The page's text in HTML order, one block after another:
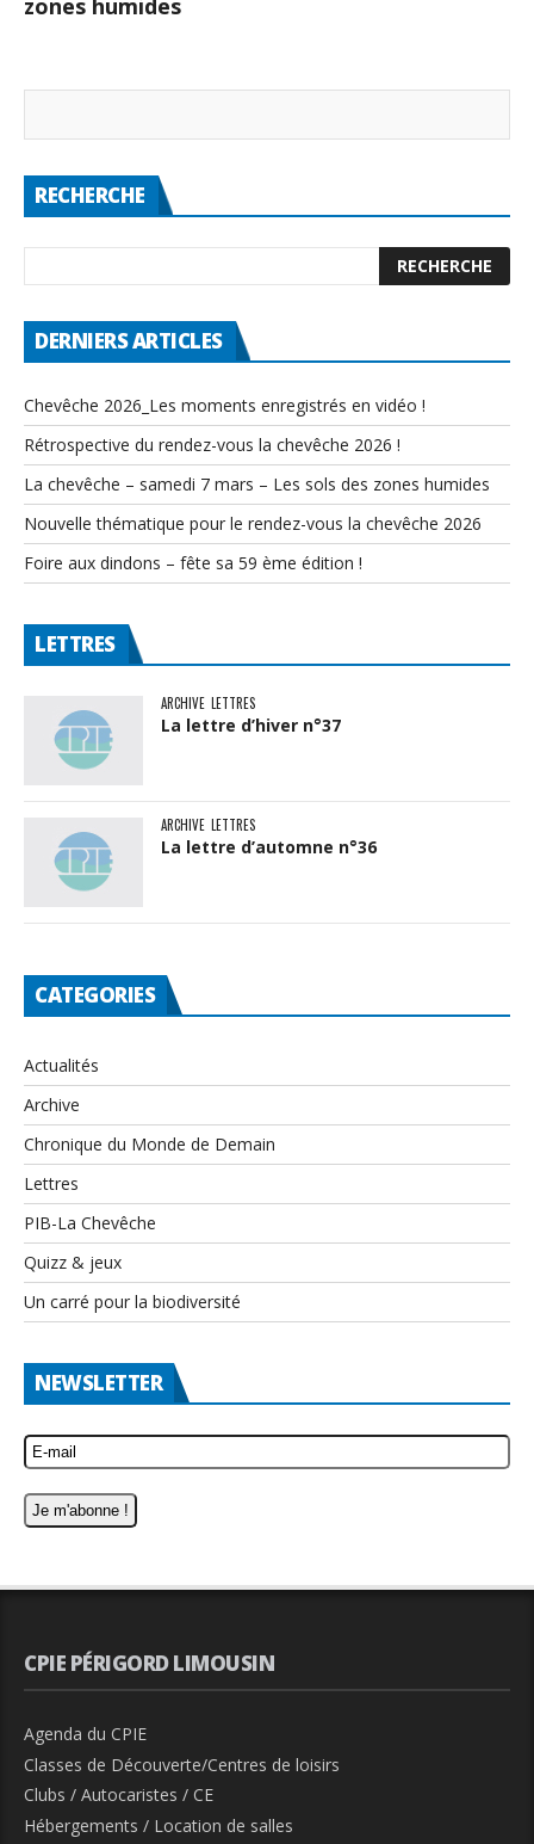
zones humides
RECHERCHE
DERNIERS ARTICLES
Chevêche 2026_Les moments enregistrés en vidéo !
Rétrospective du rendez-vous la chevêche 2026 !
La chevêche – samedi 7 mars – Les sols des zones humides
Nouvelle thématique pour le rendez-vous la chevêche 2026
Foire aux dindons – fête sa 59 ème édition !
LETTRES
ARCHIVE LETTRES
La lettre d’hiver n°37
ARCHIVE LETTRES
La lettre d’automne n°36
CATEGORIES
Actualités
Archive
Chronique du Monde de Demain
Lettres
PIB-La Chevêche
Quizz & jeux
Un carré pour la biodiversité
NEWSLETTER
CPIE PÉRIGORD LIMOUSIN
Agenda du CPIE
Classes de Découverte/Centres de loisirs
Clubs / Autocaristes / CE
Hébergements / Location de salles